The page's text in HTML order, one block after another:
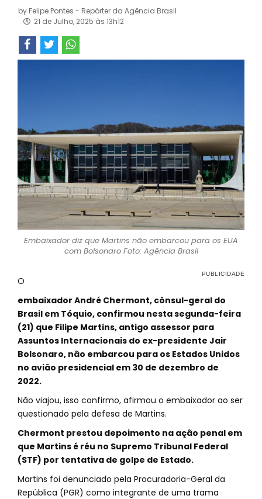
by Felipe Pontes - Repórter da Agência Brasil
21 de Julho, 2025 às 13h12
Embaixador diz que Martins não embarcou para os EUA
com Bolsonaro Foto: Agência Brasil
O
embaixador André Chermont, cônsul-geral do
Brasil em Tóquio, confirmou nesta segunda-feira
(21) que Filipe Martins, antigo assessor para
Assuntos Internacionais do ex-presidente Jair
Bolsonaro, não embarcou para os Estados Unidos
no avião presidencial em 30 de dezembro de
2022.
Não viajou, isso confirmo, afirmou o embaixador ao ser
questionado pela defesa de Martins.
Chermont prestou depoimento na ação penal em
que Martins é réu no Supremo Tribunal Federal
(STF) por tentativa de golpe de Estado.
Martins foi denunciado pela Procuradoria-Geral da
República (PGR) como integrante de uma trama